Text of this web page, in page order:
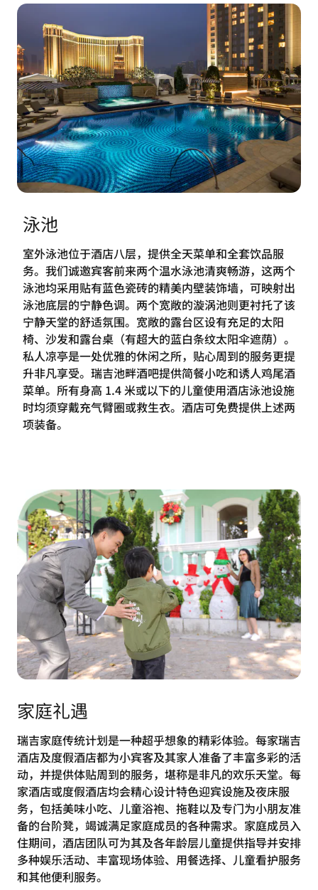
泳池
室外泳池位于酒店八层，提供全天菜单和全套饮品服
务。我们诚邀宾客前来两个温水泳池清爽畅游，这两个
泳池均采用贴有蓝色瓷砖的精美内壁装饰墙，可映射出
泳池底层的宁静色调。两个宽敞的漩涡池则更衬托了该
宁静天堂的舒适氛围。宽敞的露台区设有充足的太阳
椅、沙发和露台桌（有超大的蓝白条纹太阳伞遮荫）。
私人凉亭是一处优雅的休闲之所，贴心周到的服务更提
升非凡享受。瑞吉池畔酒吧提供简餐小吃和诱人鸡尾酒
菜单。所有身高 1.4 米或以下的儿童使用酒店泳池设施
时均须穿戴充气臂圈或救生衣。酒店可免费提供上述两
项装备。
家庭礼遇
瑞吉家庭传统计划是一种超乎想象的精彩体验。每家瑞吉
酒店及度假酒店都为小宾客及其家人准备了丰富多彩的活
动，并提供体贴周到的服务，堪称是非凡的欢乐天堂。每
家酒店或度假酒店均会精心设计特色迎宾设施及夜床服
务，包括美味小吃、儿童浴袍、拖鞋以及专门为小朋友准
备的台阶凳，竭诚满足家庭成员的各种需求。家庭成员入
住期间，酒店团队可为其及各年龄层儿童提供指导并安排
多种娱乐活动、丰富现场体验、用餐选择、儿童看护服务
和其他便利服务。